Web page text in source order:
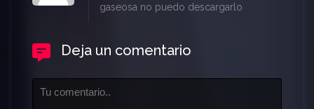
gaseosa no puedo descargarlo
Deja un comentario